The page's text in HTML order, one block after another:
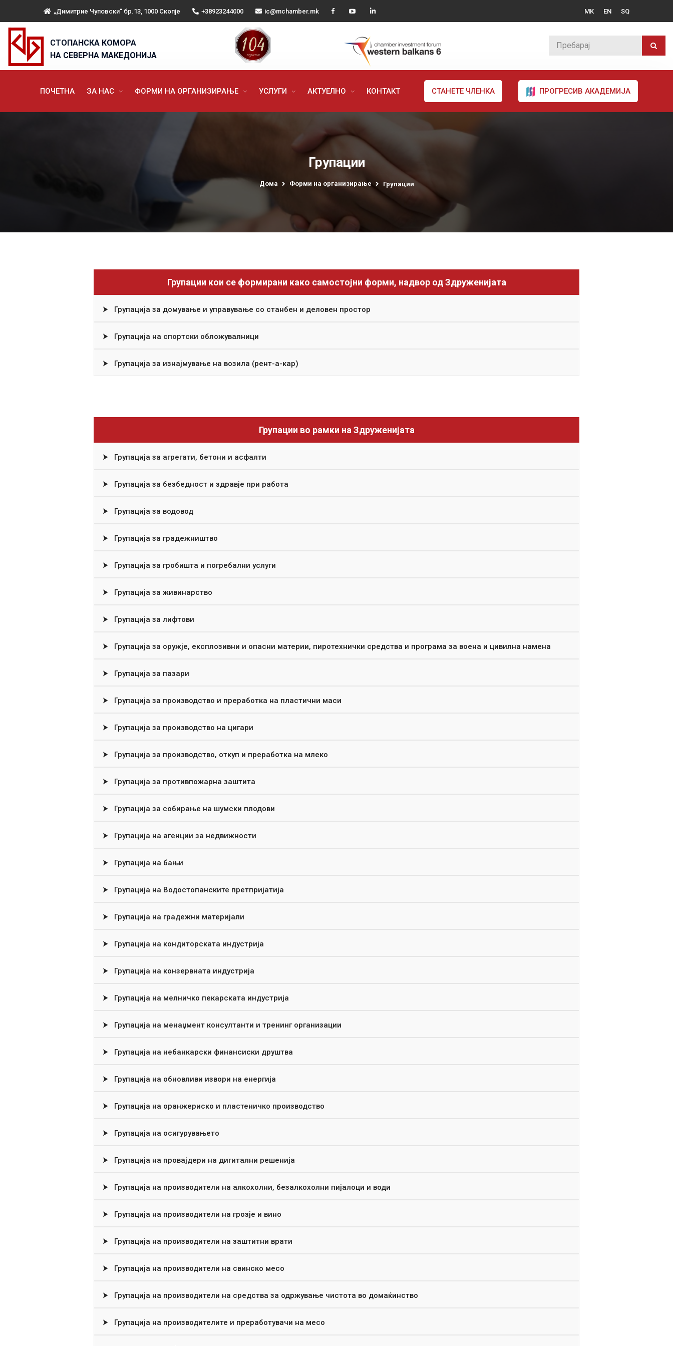
„Димитрие Чуповски“ бр.13, 1000 Скопје +38923244000 ic@mchamber.mk MK EN SQ
СТОПАНСКА КОМОРА
НА СЕВЕРНА МАКЕДОНИЈА
ПОЧЕТНА ЗА НАС ФОРМИ НА ОРГАНИЗИРАЊЕ УСЛУГИ АКТУЕЛНО КОНТАКТ СТАНЕТЕ ЧЛЕНКА ПРОГРЕСИВ АКАДЕМИЈА
Групации
Дома Форми на организирање Групации
Групации кои се формирани како самостојни форми, надвор од Здруженијата
⮞ Групација за домување и управување со станбен и деловен простор
⮞ Групација на спортcки обложувалници
⮞ Групација за изнајмување на возила (рент-а-кар)
Групации во рамки на Здруженијата
⮞ Групација за агрегати, бетони и асфалти
⮞ Групација за безбедност и здравје при работа
⮞ Групација за водовод
⮞ Групација за градежништво
⮞ Групација за гробишта и погребални услуги
⮞ Групација за живинарство
⮞ Групација за лифтови
⮞ Групација за оружје, експлозивни и опасни материи, пиротехнички средства и програма за воена и цивилна намена
⮞ Групација за пазари
⮞ Групација за производство и преработка на пластични маси
⮞ Групација за производство на цигари
⮞ Групација за производство, откуп и преработка на млеко
⮞ Групација за противпожарна заштита
⮞ Групација за собирање на шумски плодови
⮞ Групација на агенции за недвижности
⮞ Групација на бањи
⮞ Групација на Водостопанските претпријатија
⮞ Групација на градежни материјали
⮞ Групација на кондиторската индустрија
⮞ Групација на конзервната индустрија
⮞ Групација на мелничко пекарската индустрија
⮞ Групација на менаџмент консултанти и тренинг организации
⮞ Групација на небанкарски финансиски друштва
⮞ Групација на обновливи извори на енергија
⮞ Групација на оранжериско и пластеничко производство
⮞ Групација на осигурувањето
⮞ Групација на провајдери на дигитални решенија
⮞ Групација на производители на алкохолни, безалкохолни пијалоци и води
⮞ Групација на производители на грозје и вино
⮞ Групација на производители на заштитни врати
⮞ Групација на производители на свинско месо
⮞ Групација на производители на средства за одржување чистота во домаќинство
⮞ Групација на производителите и преработувачи на месо